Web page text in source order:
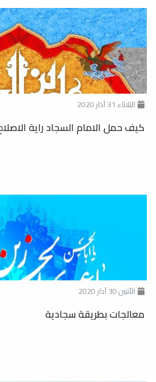
الثلاثاء 31 آذار 2020
كيف حمل الامام السجاد راية
الأثنين 30 آذار 2020
معالجات بطريقة سجادية